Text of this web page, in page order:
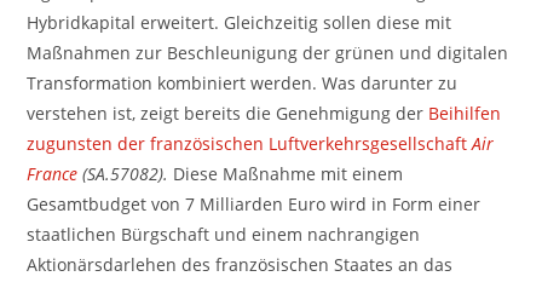
Hybridkapital erweitert. Gleichzeitig sollen diese mit
Maßnahmen zur Beschleunigung der grünen und digitalen
Transformation kombiniert werden. Was darunter zu
verstehen ist, zeigt bereits die Genehmigung der Beihilfen
zugunsten der französischen LuftverkehrsgesellschaftAir
France (SA.57082). Diese Maßnahme mit einem
Gesamtbudget von 7 Milliarden Euro wird in Form einer
staatlichen Bürgschaft und einem nachrangigen
Aktionärsdarlehen des französischen Staates an das